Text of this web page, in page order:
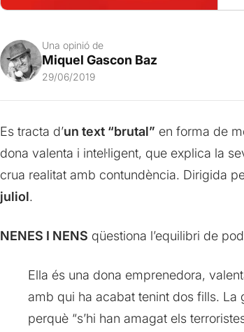
Una opinió de
Miquel Gascon Baz
29/06/2019
Es tracta d’un text “brutal” en forma de
dona valenta i intel·ligent, que explica la
crua realitat amb contundència. Dirigida
juliol.
NENES I NENS qüestiona l’equilibri de
Ella és una dona emprenedora,
amb qui ha acabat tenint dos fills.
perquè “s’hi han amagat els